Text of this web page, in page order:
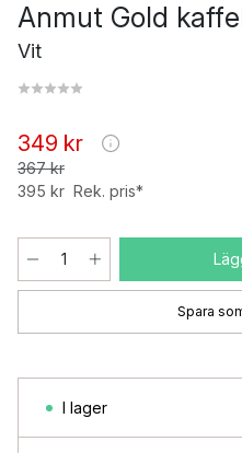
Anmut Gold
Vit
349 kr
367 kr
395 kr Rek. pris*
Spara
I lager